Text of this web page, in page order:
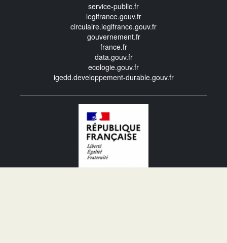
service-public.fr
legifrance.gouv.fr
circulaire.legifrance.gouv.fr
gouvernement.fr
france.fr
data.gouv.fr
ecologie.gouv.fr
igedd.developpement-durable.gouv.fr